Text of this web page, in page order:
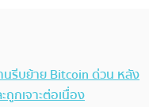
นรีบย้าย Bitcoin ด่วน หลัง
ถูกเจาะต่อเนื่อง